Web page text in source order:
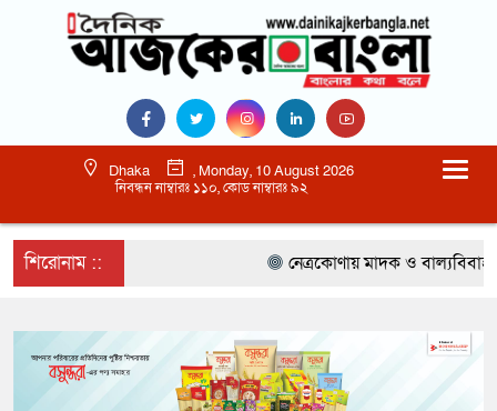
Dhaka
, Monday, 10 August 2026
নিবন্ধন নাম্বারঃ ১১০, কোড নাম্বারঃ ৯২
শিরোনাম :: নেত্রকোণায় মাদক ও বাল্যবিবাহ কে